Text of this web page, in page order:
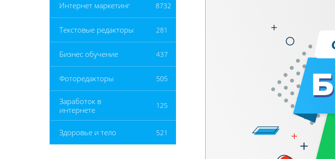
Интернет маркетинг 8732
Текстовые редакторы 281
Бизнес обучение 437
Фоторедакторы 505
Заработок в
интернете
125
Здоровье и тело 521